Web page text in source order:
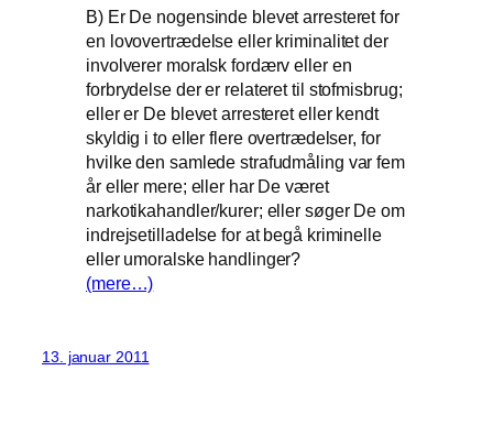
B) Er De nogensinde blevet arresteret for
en lovovertrædelse eller kriminalitet der
involverer moralsk fordærv eller en
forbrydelse der er relateret til stofmisbrug;
eller er De blevet arresteret eller kendt
skyldig i to eller flere overtrædelser, for
hvilke den samlede strafudmåling var fem
år eller mere; eller har De været
narkotikahandler/kurer; eller søger De om
indrejsetilladelse for at begå kriminelle
eller umoralske handlinger?
(mere…)
13. januar 2011